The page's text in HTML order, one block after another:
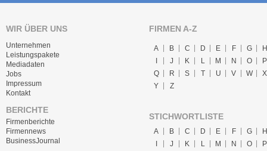
WIR ÜBER UNS
Unternehmen
Leistungspakete
Mediadaten
Jobs
Impressum
Kontakt
BERICHTE
Firmenberichte
Firmennews
BusinessJournal
FIRMEN A-Z
A B C D E F G
H
J K L M N O
P
Q
R S T U V W
X
Y
Z
STICHWORTLISTE
A B C D E F G
H
I
J K L M N O
P